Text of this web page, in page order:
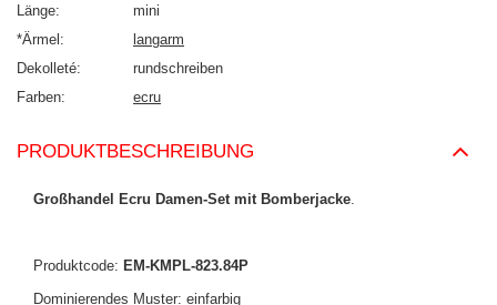
Länge
mini
*Ärmel
langarm
Dekolleté
rundschreiben
Farben
ecru
PRODUKTBESCHREIBUNG
Großhandel Ecru Damen-Set mit Bomberjacke
Produktcode: EM-KMPL-823.84P
Dominierendes Muster: einfarbig